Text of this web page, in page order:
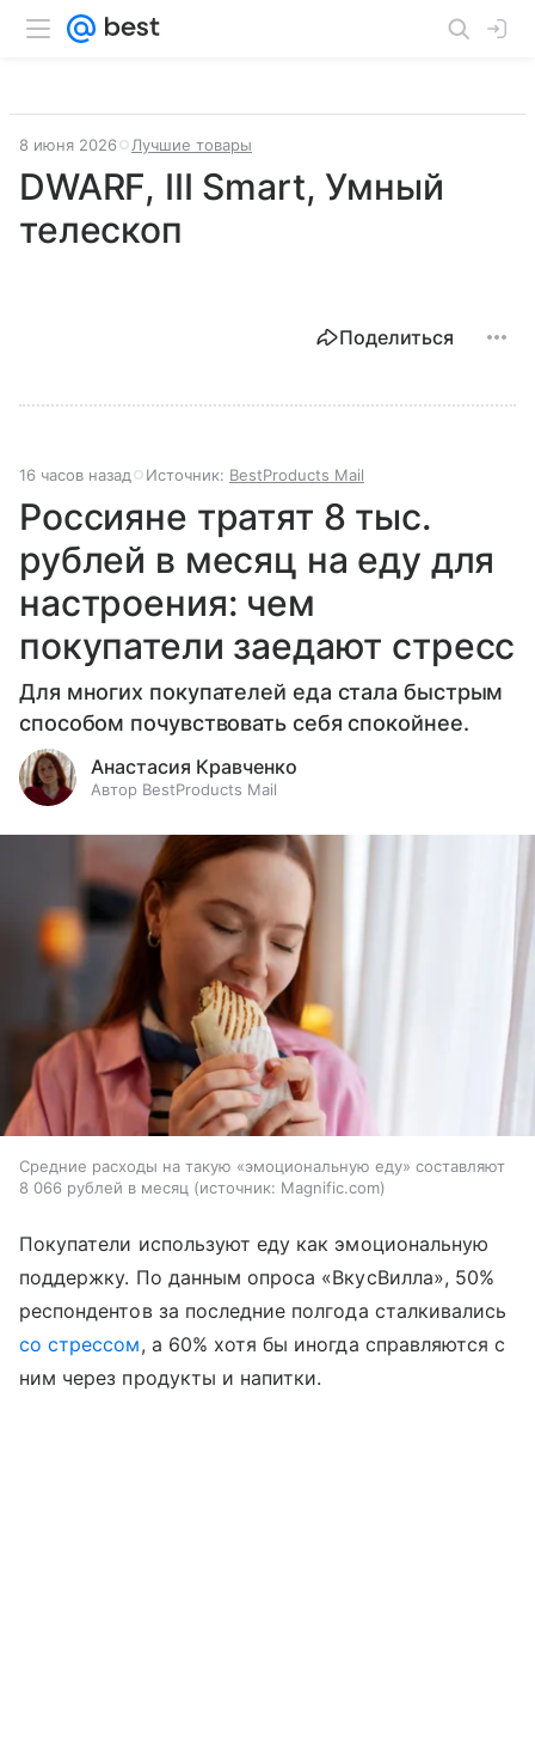
8 июня 2026 Лучшие товары
DWARF, III Smart, Умный
телескоп
Поделиться
16 часов назад Источник: BestProducts Mail
Россияне тратят 8 тыс.
рублей в месяц на еду для
настроения: чем
покупатели заедают стресс
Для многих покупателей еда стала быстрым
способом почувствовать себя спокойнее.
Анастасия Кравченко
Автор BestProducts Mail
Средние расходы на такую «эмоциональную еду» составляют
8 066 рублей в месяц
источник: Magnific.com
Покупатели используют еду как эмоциональную
поддержку. По данным опроса «ВкусВилла», 50%
респондентов за последние полгода сталкивались
со стрессом, а 60% хотя бы иногда справляются с
ним через продукты и напитки.